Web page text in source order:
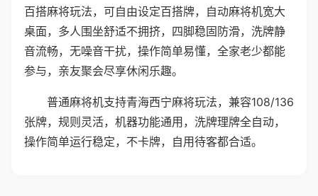
百搭麻将玩法，可自由设定百搭牌，自动麻将机宽大
桌面，多人围坐舒适不拥挤，四脚稳固防滑，洗牌静
音流畅，无噪音干扰，操作简单易懂，全家老少都能
参与，亲友聚会尽享休闲乐趣。
普通麻将机支持青海西宁麻将玩法，兼容108/136
张牌，规则灵活，机器功能通用，洗牌理牌全自动，
操作简单运行稳定，不卡牌，自用待客都合适。